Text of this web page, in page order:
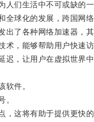
们生活中不可或缺的一
球化的发展，跨国网络
了各种网络加速器，其
，能够帮助用户快速访
，让用户在虚拟世界中
件。
。
这将有助于提供更快的